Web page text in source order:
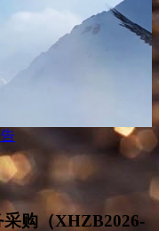
购（XHZB2026-